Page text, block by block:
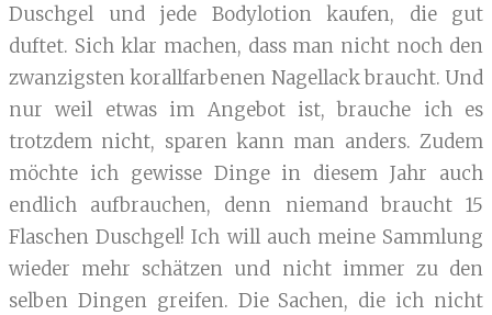
Duschgel und jede Bodylotion kaufen, die gut
duftet. Sich klar machen, dass man nicht noch den
zwanzigsten korallfarbenen Nagellack braucht. Und
nur weil etwas im Angebot ist, brauche ich es
trotzdem nicht, sparen kann man anders. Zudem
möchte ich gewisse Dinge in diesem Jahr auch
endlich aufbrauchen, denn niemand braucht 15
Flaschen Duschgel! Ich will auch meine Sammlung
wieder mehr schätzen und nicht immer zu den
selben Dingen greifen. Die Sachen, die ich nicht